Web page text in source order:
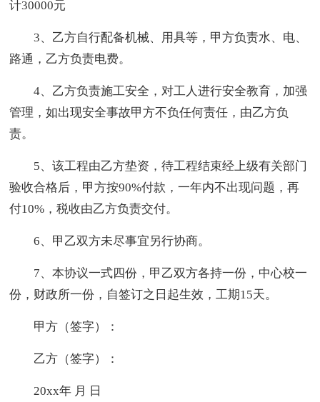
计30000元
3、乙方自行配备机械、用具等，甲方负责水、电、
路通，乙方负责电费。
4、乙方负责施工安全，对工人进行安全教育，加强
管理，如出现安全事故甲方不负任何责任，由乙方负
责。
5、该工程由乙方垫资，待工程结束经上级有关部门
验收合格后，甲方按90%付款，一年内不出现问题，再
付10%，税收由乙方负责交付。
6、甲乙双方未尽事宜另行协商。
7、本协议一式四份，甲乙双方各持一份，中心校一
份，财政所一份，自签订之日起生效，工期15天。
甲方（签字）：
乙方（签字）：
20xx年 月 日